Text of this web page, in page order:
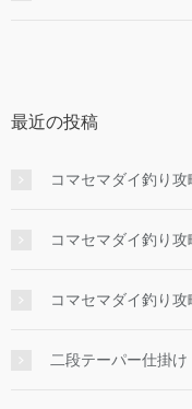
最近の投稿
コマセマダイ釣り
コマセマダイ釣り
コマセマダイ釣り
二段テーパー仕掛